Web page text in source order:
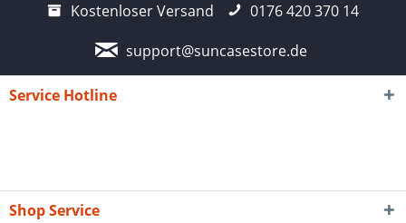
Kostenloser Versand
0176 420 370 14
support@suncasestore.de
Service Hotline
Shop Service